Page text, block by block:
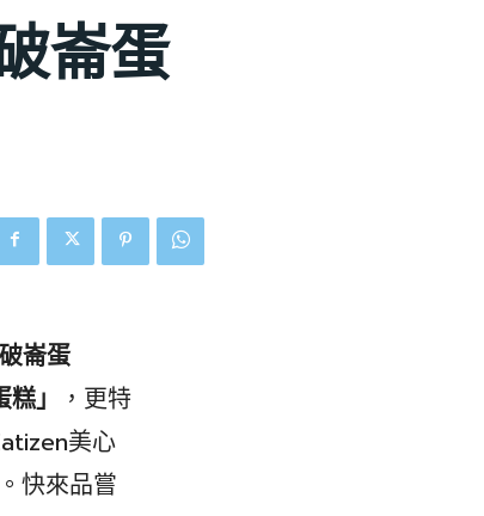
崙蛋
崙蛋
」
，更特
美心
快來品嘗